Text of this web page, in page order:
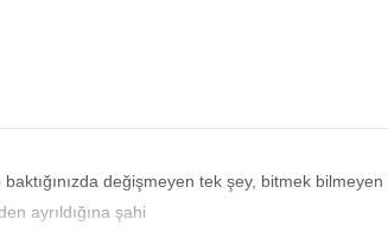
değişmeyen tek şey, bitmek
ayrıldığına şahi